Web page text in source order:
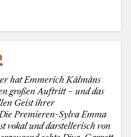
hat Emmerich Kálmáns
großen Auftritt – und das
Geist ihrer
Premieren-Sylva Emma
vokal und darstellerisch von